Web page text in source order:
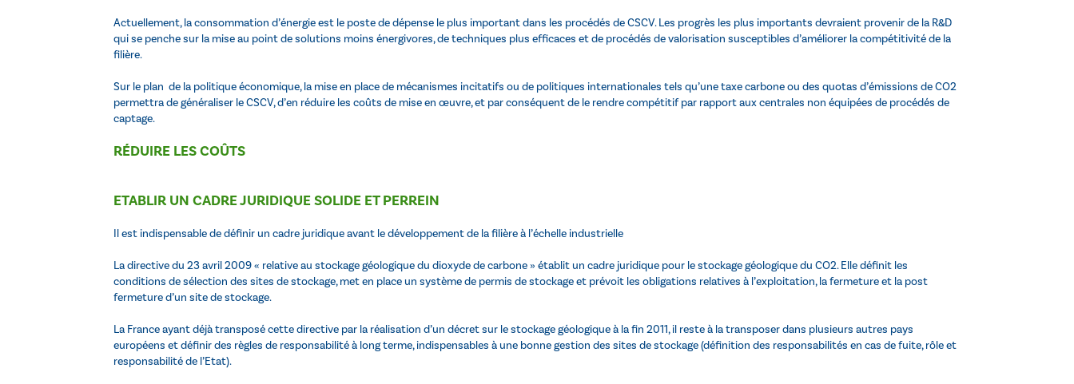
Actuellement, la consommation d’énergie est le poste de dépense le plus important dans les procédés de CSCV. Les progrès les plus importants devraient provenir de la R&D
qui se penche sur la mise au point de solutions moins énergivores, de techniques plus efficaces et de procédés de valorisation susceptibles d’améliorer la compétitivité de la
filière.
Sur le plan de la politique économique, la mise en place de mécanismes incitatifs ou de politiques internationales tels qu’une taxe carbone ou des quotas d’émissions de CO2
permettra de généraliser le CSCV, d’en réduire les coûts de mise en œuvre, et par conséquent de le rendre compétitif par rapport aux centrales non équipées de procédés de
captage.
RÉDUIRE LES COÛTS
ETABLIR UN CADRE JURIDIQUE SOLIDE ET PERREIN
Il est indispensable de définir un cadre juridique avant le développement de la filière à l’échelle industrielle
La directive du 23 avril 2009 « relative au stockage géologique du dioxyde de carbone » établit un cadre juridique pour le stockage géologique du CO2. Elle définit les
conditions de sélection des sites de stockage, met en place un système de permis de stockage et prévoit les obligations relatives à l’exploitation, la fermeture et la post
fermeture d’un site de stockage.
La France ayant déjà transposé cette directive par la réalisation d’un décret sur le stockage géologique à la fin 2011, il reste à la transposer dans plusieurs autres pays
européens et définir des règles de responsabilité à long terme, indispensables à une bonne gestion des sites de stockage (définition des responsabilités en cas de fuite, rôle et
responsabilité de l’Etat).